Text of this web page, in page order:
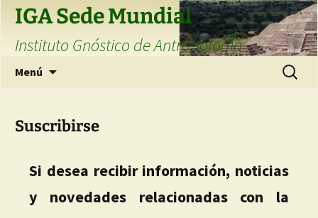
Saltar
contenido
IGA Sede Mundial
Instituto Gnóstico de Antropología
Menú Buscar:
Suscribirse
Si desea recibir información, noticias
y novedades relacionadas con la